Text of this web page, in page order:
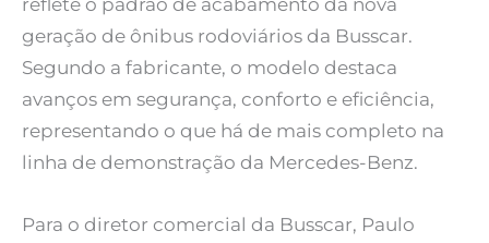
reflete o padrão de acabamento da nova
geração de ônibus rodoviários da Busscar.
Segundo a fabricante, o modelo destaca
avanços em segurança, conforto e eficiência,
representando o que há de mais completo na
linha de demonstração da Mercedes-Benz.
Para o diretor comercial da Busscar, Paulo